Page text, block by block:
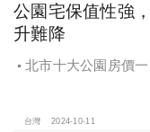
公園宅保值性強
升難降
北市十大公園房價
台灣 2024-10-11